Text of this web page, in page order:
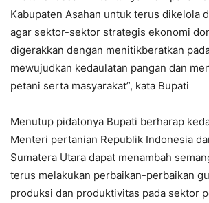
Kabupaten Asahan untuk terus dikelola
agar sektor-sektor strategis ekonomi
digerakkan dengan menitikberatkan
mewujudkan kedaulatan pangan dan
petani serta masyarakat”, kata Bupati
Menutup pidatonya Bupati berharap
Menteri pertanian Republik Indonesia
Sumatera Utara dapat menambah
terus melakukan perbaikan-perbaikan
produksi dan produktivitas pada sektor